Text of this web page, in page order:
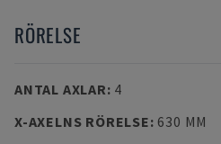
RÖRELSE
ANTAL AXLAR: 4
X-AXELNS RÖRELSE: 630 MM